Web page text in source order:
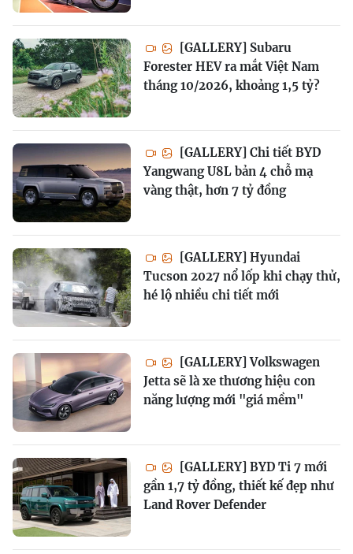
[GALLERY] Subaru
Forester HEV ra mắt Việt Nam
tháng 10/2026, khoảng 1,5 tỷ?
[GALLERY] Chi tiết BYD
Yangwang U8L bản 4 chỗ mạ
vàng thật, hơn 7 tỷ đồng
[GALLERY] Hyundai
Tucson 2027 nổ lốp khi chạy thử,
hé lộ nhiều chi tiết mới
[GALLERY] Volkswagen
Jetta sẽ là xe thương hiệu con
năng lượng mới "giá mềm"
[GALLERY] BYD Ti 7 mới
gần 1,7 tỷ đồng, thiết kế đẹp như
Land Rover Defender